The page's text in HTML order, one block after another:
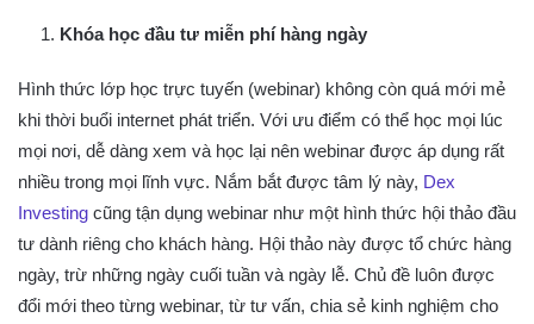
Khóa học đầu tư miễn phí hàng ngày
Hình thức lớp học trực tuyến (webinar) không còn quá mới mẻ
khi thời buổi internet phát triển. Với ưu điểm có thể học mọi lúc
mọi nơi, dễ dàng xem và học lại nên webinar được áp dụng rất
nhiều trong mọi lĩnh vực. Nắm bắt được tâm lý này, Dex
Investing cũng tận dụng webinar như một hình thức hội thảo đầu
tư dành riêng cho khách hàng. Hội thảo này được tổ chức hàng
ngày, trừ những ngày cuối tuần và ngày lễ. Chủ đề luôn được
đổi mới theo từng webinar, từ tư vấn, chia sẻ kinh nghiệm cho